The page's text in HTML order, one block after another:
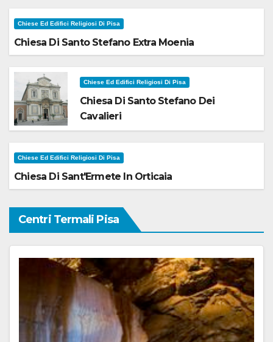
Chiese Ed Edifici Religiosi Di Pisa
Chiesa Di Santo Stefano Extra Moenia
Chiese Ed Edifici Religiosi Di Pisa
Chiesa Di Santo Stefano Dei
Cavalieri
Chiese Ed Edifici Religiosi Di Pisa
Chiesa Di Sant'Ermete In Orticaia
Centri Termali Pisa